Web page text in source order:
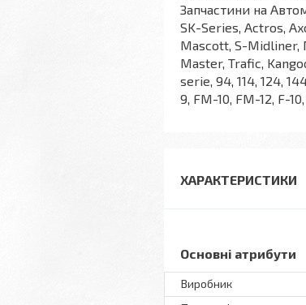
Запчастини на
SK-Series, Actros,
Mascott, S-Midliner,
Master, Trafic,
serie, 94, 114, 124,
9, FM-10, FM-12, F-
ХАРАКТЕРИСТИКИ
Основні атрибути
Виробник